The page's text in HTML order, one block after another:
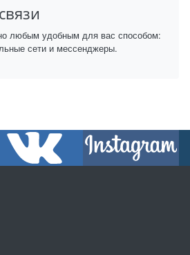
любым удобным для вас способом:
сети и мессенджеры.